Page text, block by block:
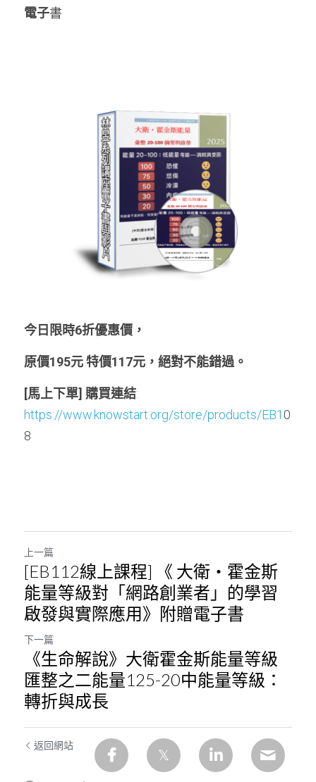
電子書
今日限時6折優惠價，
原價195元 特價117元，絕對不能錯過。
[馬上下單] 購買連結
https://www.knowstart.org/store/products/EB1 0
8
上一篇
[EB112線上課程] 《 大衛・霍金斯
能量等級對「網路創業者」的學習
啟發與實際應用》附贈電子書
下一篇
《生命解說》大衛霍金斯能量等級
匯整之二能量125-20中能量等級：
轉折與成長
返回網站